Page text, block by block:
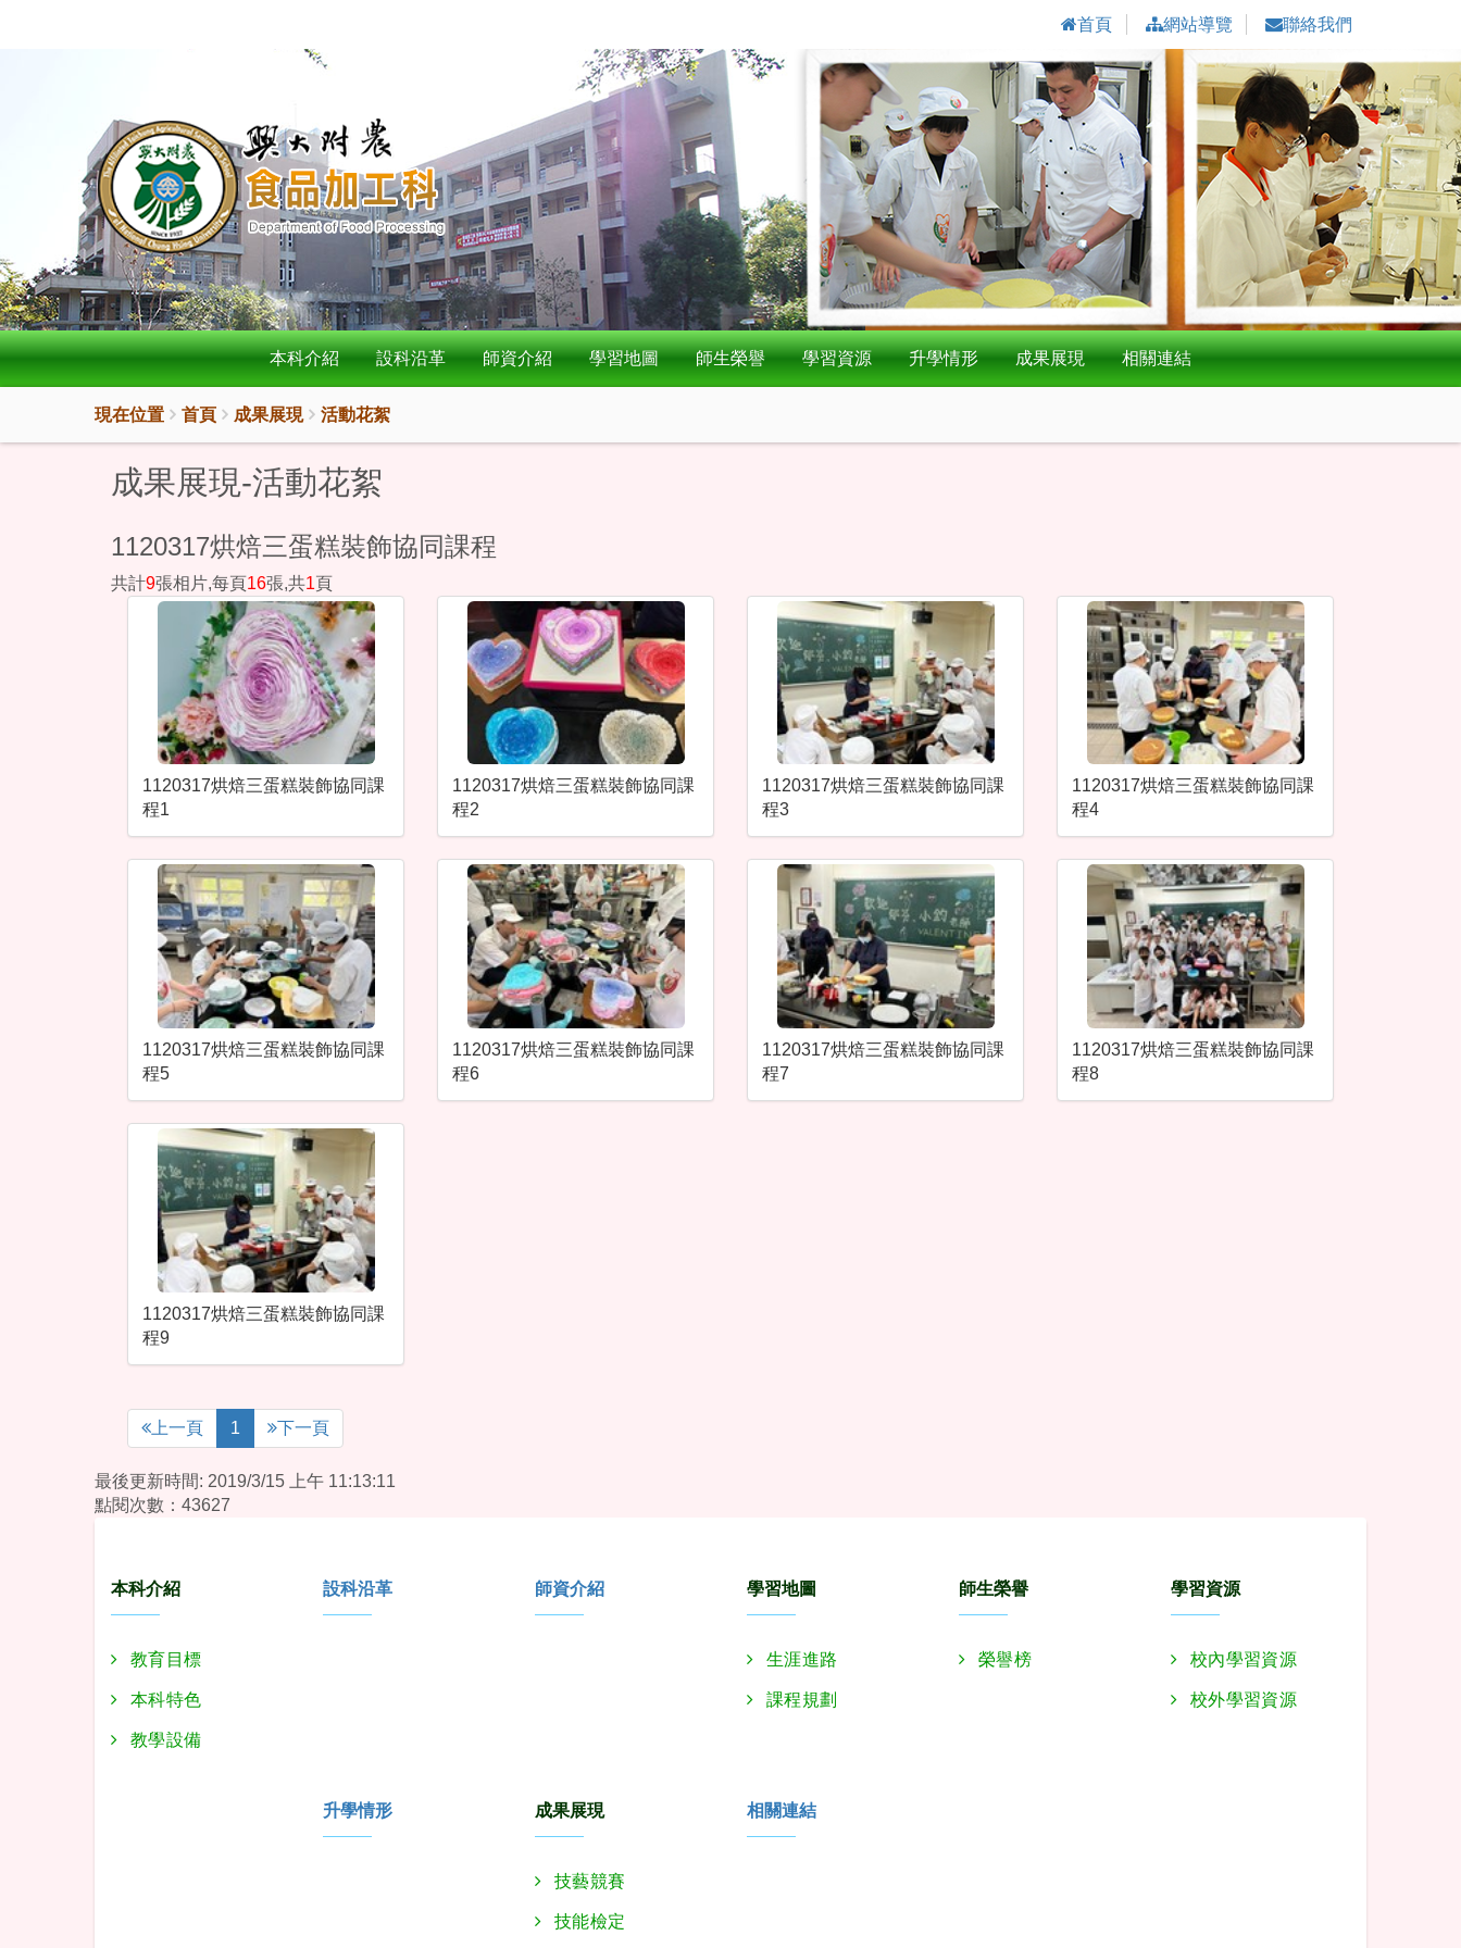
首頁 網站導覽 聯絡我們
本科介紹 設科沿革 師資介紹 學習地圖 師生榮譽 學習資源 升學情形 成果展現 相關連結
現在位置 首頁 成果展現 活動花絮
成果展現-活動花絮
1120317烘焙三蛋糕裝飾協同課程
共計9張相片,每頁16張,共1頁
1120317烘焙三蛋糕裝飾協同課
程1
1120317烘焙三蛋糕裝飾協同課
程2
1120317烘焙三蛋糕裝飾協同課
程3
1120317烘焙三蛋糕裝飾協同課
程4
1120317烘焙三蛋糕裝飾協同課
程5
1120317烘焙三蛋糕裝飾協同課
程6
1120317烘焙三蛋糕裝飾協同課
程7
1120317烘焙三蛋糕裝飾協同課
程8
1120317烘焙三蛋糕裝飾協同課
程9
上一頁 1 下一頁
最後更新時間: 2019/3/15 上午 11:13:11
點閱次數：43627
本科介紹
教育目標
本科特色
教學設備
設科沿革 師資介紹 學習地圖
生涯進路
課程規劃
師生榮譽
榮譽榜
學習資源
校內學習資源
校外學習資源
升學情形 成果展現
技藝競賽
技能檢定
相關連結